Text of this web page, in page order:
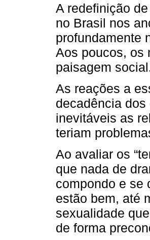
A redefinição
no Brasil nos
profundamente
Aos poucos, os
paisagem
As reações a
decadência
inevitáveis as
teriam
Ao avaliar os
que nada de
compondo e se
estão bem, até
sexualidade
de forma